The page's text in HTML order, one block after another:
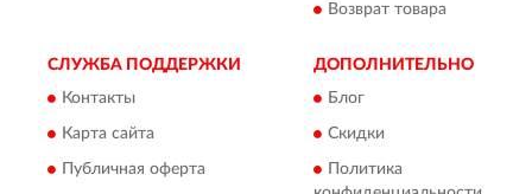
Возврат товара
СЛУЖБА ПОДДЕРЖКИ
Контакты
Карта сайта
Публичная оферта
ДОПОЛНИТЕЛЬНО
Блог
Скидки
Политика